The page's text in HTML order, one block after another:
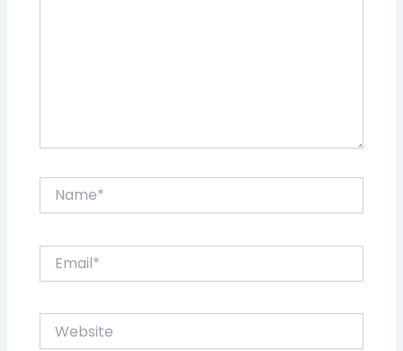
Website